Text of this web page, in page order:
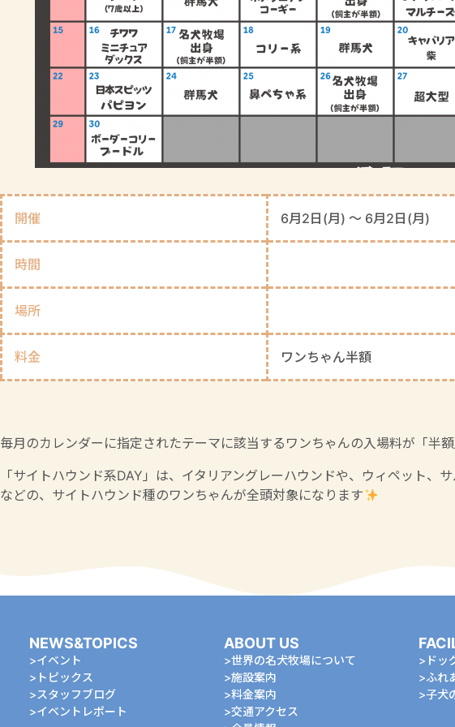
開催 6月2日(月) 〜 6月2日(月)
時間
場所
料金 ワンちゃん半額
毎月のカレンダーに指定されたテーマに該当するワンちゃんの入場料が「半額
「サイトハウンド系DAY」は、イタリアングレーハウンドや、ウィペット、
などの、サイトハウンド種のワンちゃんが全頭対象になります
NEWS&TOPICS
イベント
トピックス
スタッフブログ
イベントレポート
ABOUT US
世界の名犬牧場について
施設案内
料金案内
交通アクセス
ドッ
ふれ
⼦⽝